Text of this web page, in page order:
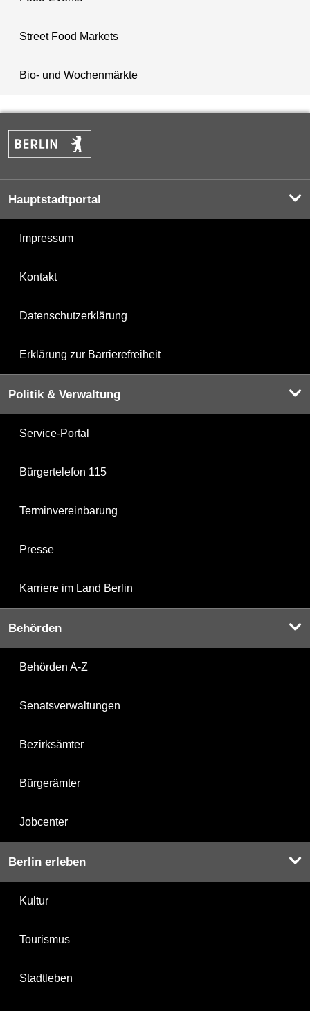
Street Food Markets
Bio- und Wochenmärkte
Hauptstadtportal
Impressum
Kontakt
Datenschutzerklärung
Erklärung zur Barrierefreiheit
Politik & Verwaltung
Service-Portal
Bürgertelefon 115
Terminvereinbarung
Presse
Karriere im Land Berlin
Behörden
Behörden A-Z
Senatsverwaltungen
Bezirksämter
Bürgerämter
Jobcenter
Berlin erleben
Kultur
Tourismus
Stadtleben